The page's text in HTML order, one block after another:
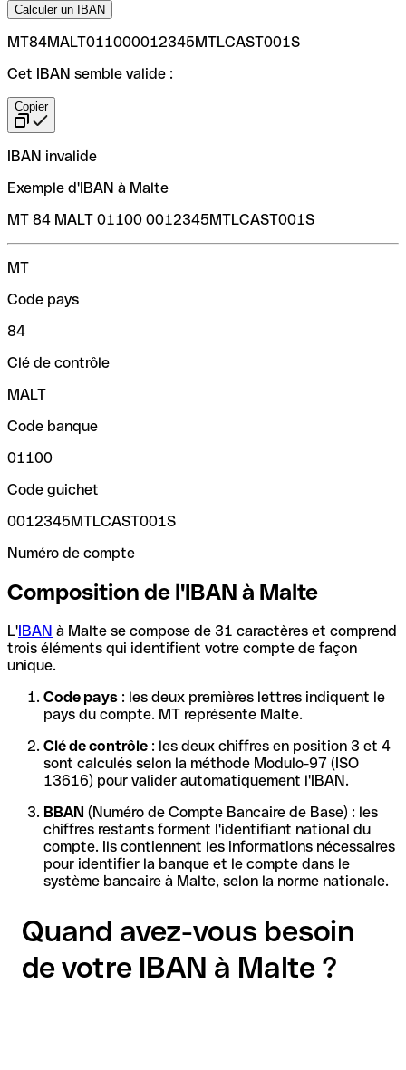
Calculer un IBAN
MT84MALT011000012345MTLCAST001S
Cet IBAN semble valide :
Copier
IBAN invalide
Exemple d'IBAN à Malte
MT 84 MALT 01100 0012345MTLCAST001S
MT
Code pays
84
Clé de contrôle
MALT
Code banque
01100
Code guichet
0012345MTLCAST001S
Numéro de compte
Composition de l'IBAN à Malte
L'IBAN à Malte se compose de 31 caractères et comprend
trois éléments qui identifient votre compte de façon
unique.
Code pays : les deux premières lettres indiquent le
pays du compte. MT représente Malte.
Clé de contrôle : les deux chiffres en position 3 et 4
sont calculés selon la méthode Modulo-97 (ISO
13616) pour valider automatiquement l'IBAN.
BBAN (Numéro de Compte Bancaire de Base) : les
chiffres restants forment l'identifiant national du
compte. Ils contiennent les informations nécessaires
pour identifier la banque et le compte dans le
système bancaire à Malte, selon la norme nationale.
Quand avez-vous besoin
de votre IBAN à Malte ?